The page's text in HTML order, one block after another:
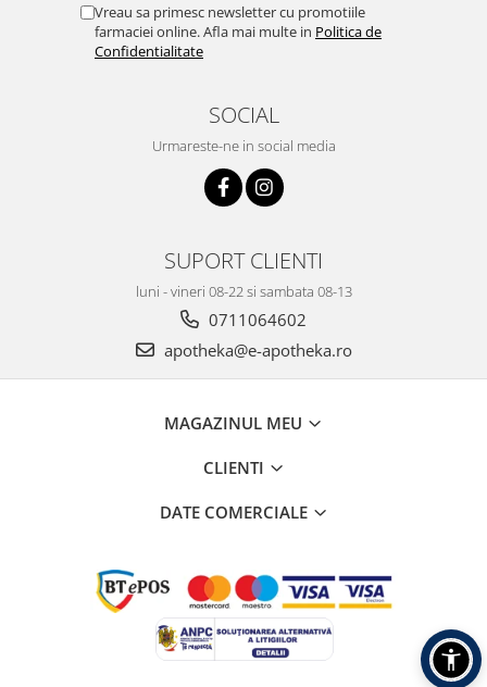
Vreau sa primesc newsletter cu promotiile
farmaciei online. Afla mai multe in Politica de
Confidentialitate
SOCIAL
Urmareste-ne in social media
SUPORT CLIENTI
luni - vineri 08-22 si sambata 08-13
0711064602
apotheka@e-apotheka.ro
MAGAZINUL MEU
CLIENTI
DATE COMERCIALE